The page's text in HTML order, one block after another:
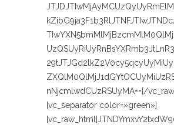
nNjcmlwdCUzRSUyMA==[/
[vc_separator color=»green»]